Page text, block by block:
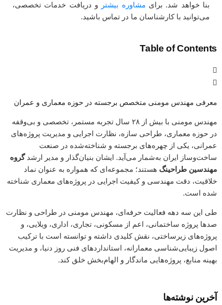
بنا خواهد شد. برای مشاوره بیشتر
و دریافت خدمات تخصصی،
می‌توانید با کارشناسان ما در تماس باشید.
Table of Contents
معرفی مهندس مومنی متخصص برجسته در حوزه معماری و عمران
مهندس مومنی با بیش از ۲۸ سال تجربه‌ مستمر، تخصصی و بی‌وقفه
در حوزه معماری، طراحی سازه، نظارت اجرایی و مدیریت پروژه‌های
عمرانی، یکی از چهره‌های برجسته و شناخته‌شده در صنعت
ساخت‌وساز ایران به‌شمار می‌آید. ایشان بنیان‌گذار و مدیر ارشدگروه
مهندسین طراحینگ هستند؛ مجموعه‌ای که همواره به عنوان نماد
خلاقیت، دقت مهندسی و کیفیت اجرایی در پروژه‌های معماری شناخته
شده است.
طی این سه دهه فعالیت حرفه‌ای، مهندس مومنی در طراحی و نظارت
صدها پروژه ساختمانی، اعم از مسکونی، تجاری، اداری، ویلایی، و
پروژه‌های زیرساختی، نقش کلیدی داشته و توانسته است با ترکیب
اصول زیبایی‌شناسی معمارانه، استانداردهای فنی روز دنیا، و مدیریت
بهینه منابع، پروژه‌هایی ماندگار و الهام‌بخش خلق کند.
آخرین نوشته‌ها